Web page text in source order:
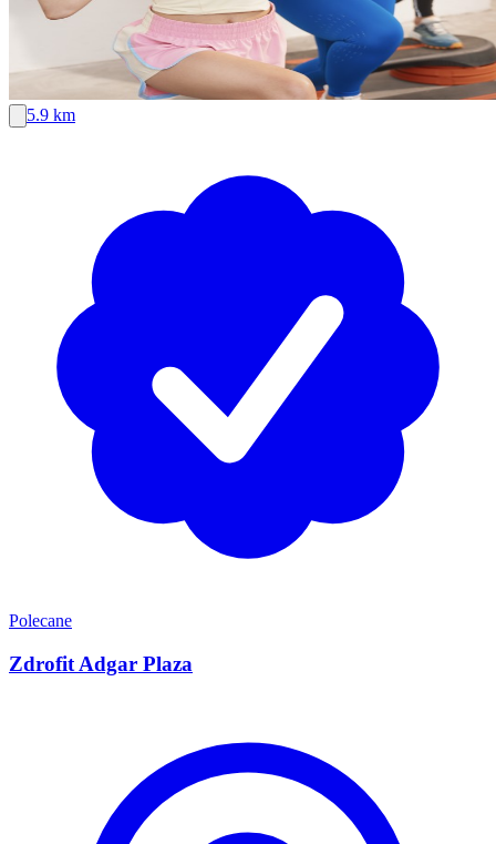
5.9 km
Polecane
Zdrofit Adgar Plaza